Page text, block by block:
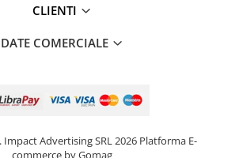
CLIENTI
DATE COMERCIALE
Advertising SRL 2026 Platforma E-
commerce by Gomag